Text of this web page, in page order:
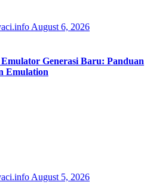
August 6, 2026
Generasi Baru: Panduan
Emulation
August 5, 2026